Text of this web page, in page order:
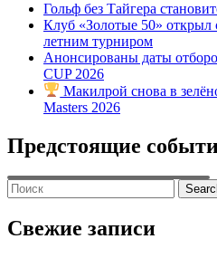
Гольф без Тайгера
Клуб «Золотые 50» открыл
летним турниром
Анонсированы даты
CUP 2026
Макилрой снова в
Masters 2026
Предстоящие
Search
for:
Свежие записи